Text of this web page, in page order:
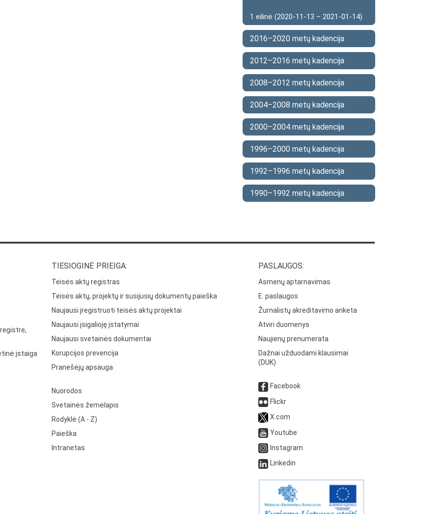
1 eilinė (2020-11-13 – 2021-01-14)
2016–2020 metų kadencija
2012–2016 metų kadencija
2008–2012 metų kadencija
2004–2008 metų kadencija
2000–2004 metų kadencija
1996–2000 metų kadencija
1992–1996 metų kadencija
1990–1992 metų kadencija
įstaiga
TIESIOGINĖ PRIEIGA:
Teisės aktų registras
Teisės aktų, projektų ir susijusių dokumentų paieška
Naujausi įregistruoti teisės aktų projektai
Naujausi įsigalioję įstatymai
Naujausi svetainės dokumentai
Korupcijos prevencija
Pranešėjų apsauga
Nuorodos
Svetainės žemėlapis
Rodyklė (A - Z)
Paieška
Intranetas
PASLAUGOS:
Asmenų aptarnavimas
E. paslaugos
Žurnalistų akreditavimo anketa
Atviri duomenys
Naujienų prenumerata
Dažnai užduodami klausimai
(DUK)
Facebook
Flickr
X.com
Youtube
Instagram
Linkedin